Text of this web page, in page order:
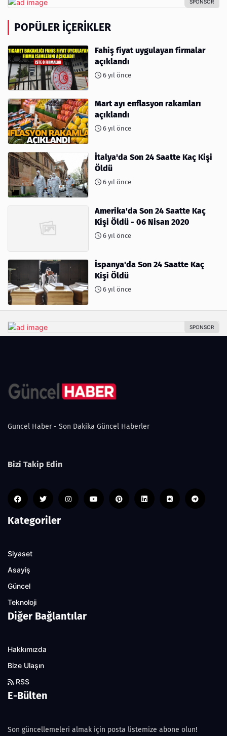
POPÜLER İÇERIKLER
Fahiş fiyat uygulayan firmalar
açıklandı
6 yıl önce
Mart ayı enflasyon rakamları
açıklandı
6 yıl önce
İtalya'da Son 24 Saatte Kaç Kişi
Öldü
6 yıl önce
Amerika'da Son 24 Saatte Kaç
Kişi Öldü - 06 Nisan 2020
6 yıl önce
İspanya'da Son 24 Saatte Kaç
Kişi Öldü
6 yıl önce
Guncel Haber - Son Dakika Güncel Haberler
Bizi Takip Edin
Kategoriler
Siyaset
Asayiş
Güncel
Teknoloji
Diğer Bağlantılar
Hakkımızda
Bize Ulaşın
RSS
E-Bülten
Son güncellemeleri almak için posta listemize abone olun!